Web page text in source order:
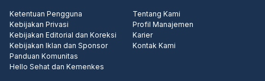
Ketentuan Pengguna
Kebijakan Privasi
Kebijakan Editorial dan Koreksi
Kebijakan Iklan dan Sponsor
Panduan Komunitas
Hello Sehat dan Kemenkes
Tentang Kami
Profil Manajemen
Karier
Kontak Kami